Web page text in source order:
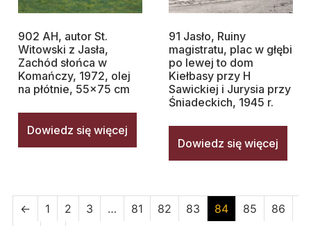
902 AH, autor St.
Witowski z Jasła,
Zachód słońca w
Komańczy, 1972, olej
na płótnie, 55×75 cm
Dowiedz się więcej
91 Jasło, Ruiny
magistratu, plac w głębi
po lewej to dom
Kiełbasy przy H
Sawickiej i Jurysia przy
Śniadeckich, 1945 r.
Dowiedz się więcej
← 1 2 3 … 81 82 83 84 85
86